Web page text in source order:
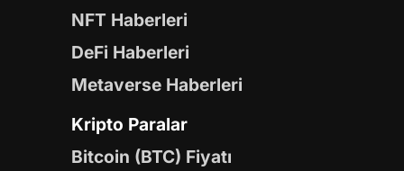
NFT Haberleri
DeFi Haberleri
Metaverse Haberleri
Kripto Paralar
Bitcoin (BTC) Fiyatı